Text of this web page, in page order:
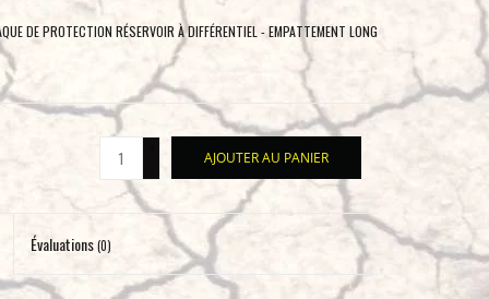
sélectionner
résultat
Entrée
pour
DE PROTECTION RÉSERVOIR À DIFFÉRENTIEL - EMPATTEMENT LONG
AJOUTER AU PANIER
Évaluations(0)